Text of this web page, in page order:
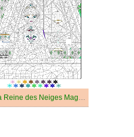
La Reine des Neiges Magique Difficile